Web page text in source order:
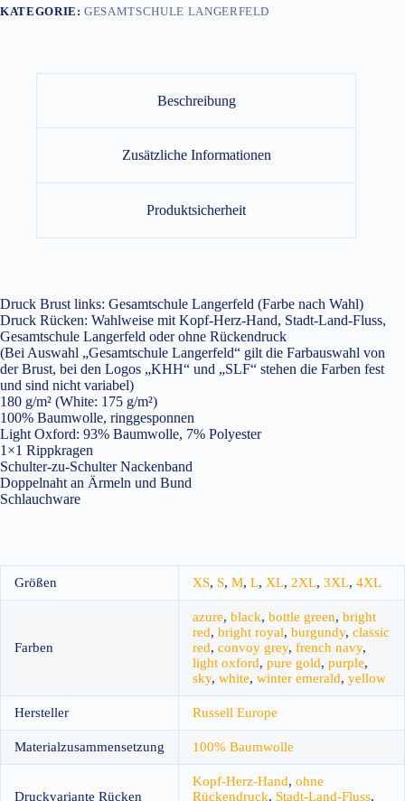
KATEGORIE:GESAMTSCHULE LANGERFELD
Beschreibung
Zusätzliche Informationen
Produktsicherheit
Druck Brust links: Gesamtschule Langerfeld (Farbe nach Wahl)
Druck Rücken: Wahlweise mit Kopf-Herz-Hand, Stadt-Land-Fluss,
Gesamtschule Langerfeld oder ohne Rückendruck
(Bei Auswahl „Gesamtschule Langerfeld“ gilt die Farbauswahl von
der Brust, bei den Logos „KHH“ und „SLF“ stehen die Farben fest
und sind nicht variabel)
180 g/m² (White: 175 g/m²)
100% Baumwolle, ringgesponnen
Light Oxford: 93% Baumwolle, 7% Polyester
1×1 Rippkragen
Schulter-zu-Schulter Nackenband
Doppelnaht an Ärmeln und Bund
Schlauchware
Größen XS, S, M, L, XL, 2XL, 3XL, 4XL
Farben
azure, black, bottle green, bright
red, bright royal, burgundy, classic
red, convoy grey, french navy,
light oxford, pure gold, purple,
sky, white, winter emerald, yellow
Hersteller Russell Europe
Materialzusammensetzung 100% Baumwolle
Druckvariante Rücken
Kopf-Herz-Hand, ohne
Rückendruck, Stadt-Land-Fluss,